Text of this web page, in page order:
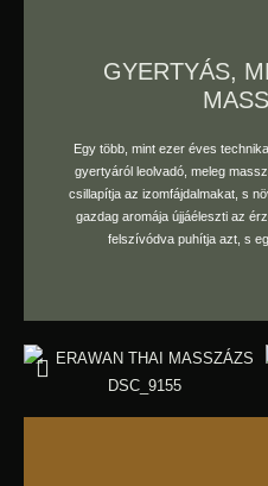
GYERTYÁS,
Egy több, mint ezer éves
gyertyáról leolvadó, meleg
csillapítja az izomfájdalmakat, s
gazdag aromája újjáéleszti az
felszívódva puhítja azt, s
foglaljon